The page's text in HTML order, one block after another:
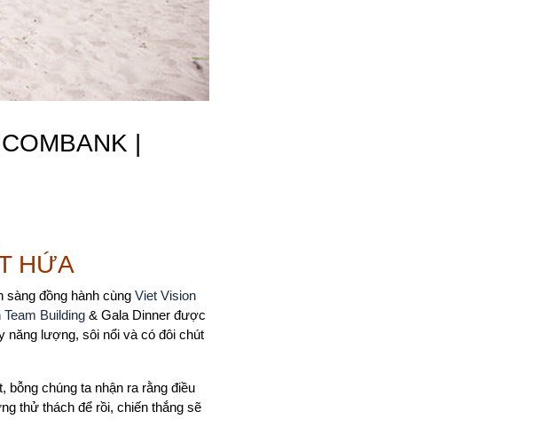
|
HỨA
sàng đồng hành cùng Viet Vision
Building & Gala Dinner được
năng lượng, sôi nổi và có đôi chút
bỗng chúng ta nhận ra rằng điều
thử thách để rồi, chiến thắng sẽ